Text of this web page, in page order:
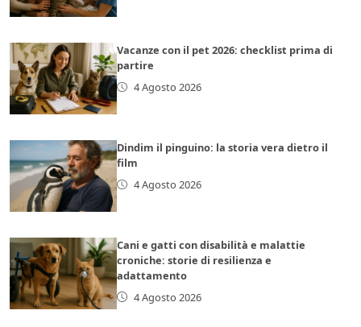
Vacanze con il pet 2026: checklist prima di
partire
4 Agosto 2026
Dindim il pinguino: la storia vera dietro il
film
4 Agosto 2026
Cani e gatti con disabilità e malattie
croniche: storie di resilienza e
adattamento
4 Agosto 2026